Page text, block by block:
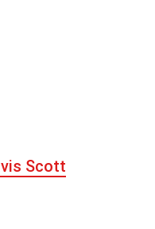
Scott